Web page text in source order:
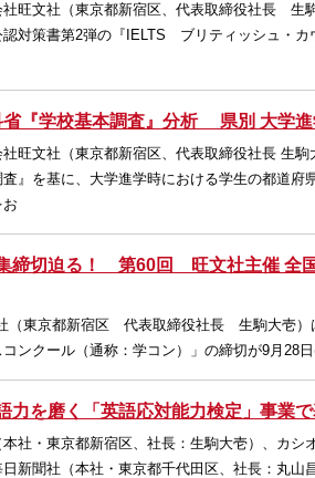
社旺文社（東京都新宿区、代表取締役社長
認対策書第2弾の『IELTS ブリティッシュ・
『学校基本調査』分析 県別 大学進
旺文社（東京都新宿区、代表取締役社長 生
』を基に、大学進学時における学生の都道
集締切迫る！ 第60回 旺文社主催 全
（東京都新宿区 代表取締役社長 生駒大壱
ンクール（通称：学コン）」の締切が9月28
力を磨く「英語応対能力検定」事業
社・東京都新宿区、社長：生駒大壱）、カ
新聞社（本社・東京都千代田区、社長：丸